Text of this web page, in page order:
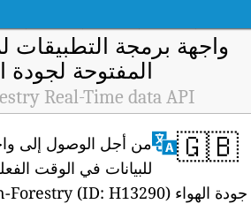
واجهة برمجة التطبيقات
المفتوحة لجودة
Real-Time data API
🇬🇧
من أجل الوصول إلى
للبيانات في الوقت